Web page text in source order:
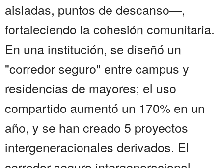
aisladas, puntos de descanso—,
fortaleciendo la cohesión comunitaria.
En una institución, se diseñó un
"corredor seguro" entre campus y
residencias de mayores; el uso
compartido aumentó un 170% en un
año, y se han creado 5 proyectos
intergeneracionales derivados. El